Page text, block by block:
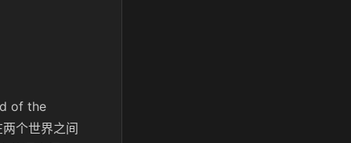
of the
个世界之间